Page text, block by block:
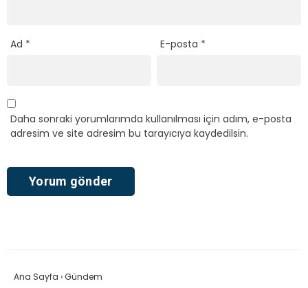
Ad * E-posta *
Daha sonraki yorumlarımda kullanılması için adım, e-posta
adresim ve site adresim bu tarayıcıya kaydedilsin.
Ana Sayfa ›Gündem